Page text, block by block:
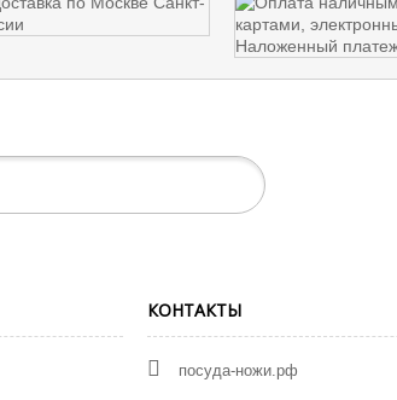
КОНТАКТЫ
посуда-ножи.рф